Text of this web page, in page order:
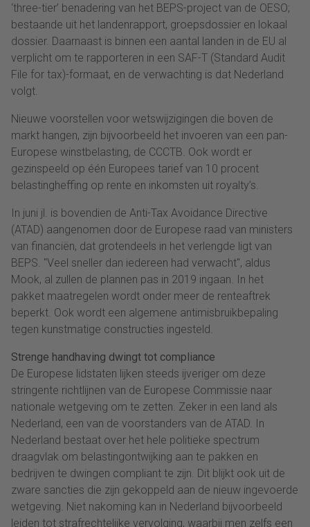
‘three-tier’ benadering van het BEPS-project van de OESO;
bestaande uit het landenrapport, groepsdossier en lokaal
dossier. Daarnaast is binnen een aantal landen in de EU al
verplicht om te rapporteren in een SAF-T (Standard Audit
File for tax)-formaat, en de verwachting is dat Nederland
volgt.
Nieuwe voorstellen voor wetswijzigingen die boven de
markt hangen, zijn bijvoorbeeld het invoeren van een pan-
Europese winstbelasting, de CCCTB. Ook wordt er
gezinspeeld op één Europees tarief van 10 procent
belastingheffing op rente en inkomsten uit royalty’s.
In juni jl. is bovendien de Anti-Tax Avoidance Directive
(ATAD) aangenomen door de Europese raad van ministers
van financiën, dat grotendeels in het verlengde ligt van
BEPS. "Veel sneller dan iedereen had verwacht", aldus
Mook, al zullen de plannen pas in 2019 ingaan. In het
pakket maatregelen wordt onder meer de renteaftrek
beperkt. Ook wordt een algemene antimisbruikbepaling
tegen kunstmatige constructies ingesteld.
Strenge handhaving dwingt tot compliance
De Europese lidstaten lijken steeds ijveriger om deze
stringente richtlijnen van de Europese Commissie naar
nationale wetgeving om te zetten. Zeker in een land als
Nederland, een van de voorstanders van de ATAD. In
Nederland bestaat over het hele politieke spectrum
draagvlak om belastingontwijking aan te pakken en
bedrijven te dwingen compliant te zijn. Dit blijkt ook uit de
zware sancties die zijn gekoppeld aan de nieuw ingevoerde
wetgeving. Niet nakoming kan in Nederland bijvoorbeeld
leiden tot strafrechtelijke vervolging, waarbij men zelfs een